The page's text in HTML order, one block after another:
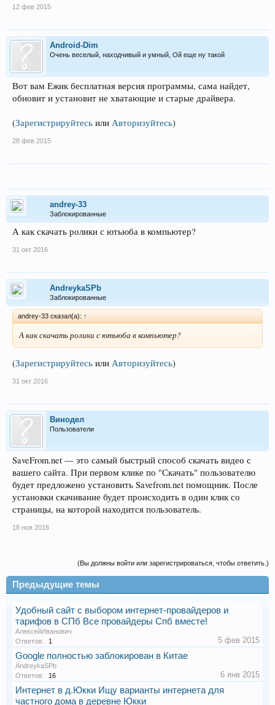
12 фев 2015
Android-Dim
Очень веселый, находчивый и умный, Ой еще ну такой
Вот вам Ежик бесплатная версия программы, сама найдет,
обновит и установит не хватающие и старые драйвера.
(Зарегистрируйтесь или Авторизуйтесь)
28 фев 2015
andrey-33
Заблокированные
А как скачать ролики с ютьюба в компьютер?
31 окт 2016
AndreykaSPb
Заблокированные
andrey-33 сказал(а): ↑
А как скачать ролики с ютьюба в компьютер?
(Зарегистрируйтесь или Авторизуйтесь)
31 окт 2016
Винодел
Пользователи
SaveFrom.net — это самый быстрый способ скачать видео с
вашего сайта. При первом клике по "Скачать" пользователю
будет предложено установить Savefrom.net помощник. После
установки скачивание будет происходить в один клик со
страницы, на которой находится пользователь.
18 ноя 2016
(Вы должны войти или зарегистрироваться, чтобы ответить.)
Предыдущие темы
Удобный сайт с выбором интернет-провайдеров и
тарифов в СПб Все провайдеры Спб вместе!
АлексейИванович
Ответов:
1 5 фев 2015
Google полностью заблокирован в Китае
AndreykaSPb
Ответов:
16 6 янв 2015
Интернет в д.Юкки Ищу варианты интернета для
частного дома в деревне Юкки